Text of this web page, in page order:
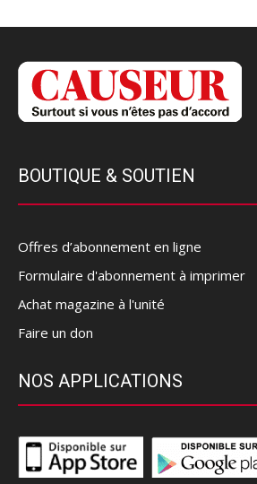
BOUTIQUE & SOUTIEN
Offres d’abonnement en ligne
Formulaire d'abonnement à imprimer
Achat magazine à l'unité
Faire un don
NOS APPLICATIONS